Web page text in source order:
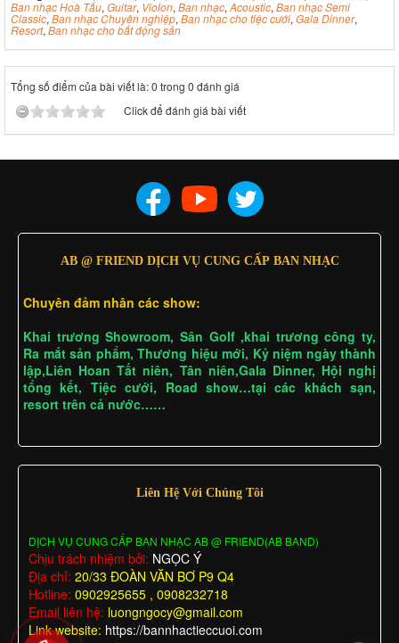
Ban nhạc Hoà Tấu, Guitar, Violon, Ban nhạc, Acoustic, Ban nhạc Semi
Classic, Ban nhạc Chuyên nghiệp, Ban nhạc cho tiệc cưới, Gala Dinner,
Resort,Ban nhạc cho bất động sản
Tổng số điểm của bài viết là: 0 trong 0 đánh giá
Click để đánh giá bài viết
AB @ FRIEND DỊCH VỤ CUNG CẤP BAN NHẠC
Chuyên đảm nhân các show:
Khai trương Showroom, Sân Golf ,khai trương công ty,
Ra mắt sản phẩm, Thương hiệu mới, Kỷ niệm ngày thành
lập,Liên Hoan Tất niên, Tân niên,Gala Dinner, Hội nghị
tổng kết, Tiệc cưới, Road show…tại các khách sạn,
resort trên cả nước……
Liên Hệ Với Chúng Tôi
DỊCH VỤ CUNG CẤP BAN NHẠC AB @ FRIEND(AB BAND)
Chịu trách nhiệm bởi: NGỌC Ý
Địa chỉ: 20/33 ĐOÀN VĂN BƠ P9 Q4
Hotline: 0902925655 , 0908232718
Email liên hệ: luongngocy@gmail.com
Link website: https://bannhactieccuoi.com